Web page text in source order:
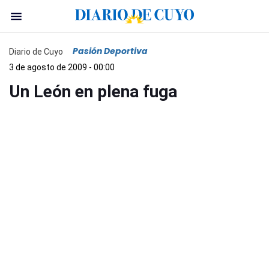
Diario de Cuyo Pasión Deportiva
3 de agosto de 2009 - 00:00
Un León en plena fuga